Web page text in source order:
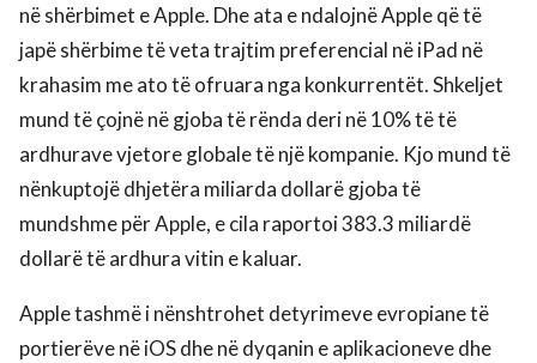
në shërbimet e Apple. Dhe ata e ndalojnë Apple që të
japë shërbime të veta trajtim preferencial në iPad në
krahasim me ato të ofruara nga konkurrentët. Shkeljet
mund të çojnë në gjoba të rënda deri në 10% të të
ardhurave vjetore globale të një kompanie. Kjo mund të
nënkuptojë dhjetëra miliarda dollarë gjoba të
mundshme për Apple, e cila raportoi 383.3 miliardë
dollarë të ardhura vitin e kaluar.
Apple tashmë i nënshtrohet detyrimeve evropiane të
portierëve në iOS dhe në dyqanin e aplikacioneve dhe